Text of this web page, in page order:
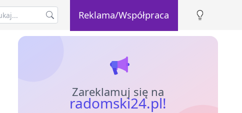
Reklama/Współpraca
Zareklamuj się na
radomski24.pl!